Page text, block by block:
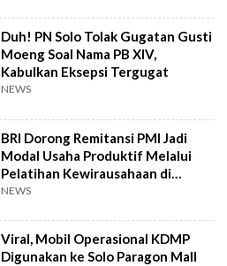
Duh! PN Solo Tolak Gugatan Gusti
Moeng Soal Nama PB XIV,
Kabulkan Eksepsi Tergugat
NEWS
BRI Dorong Remitansi PMI Jadi
Modal Usaha Produktif Melalui
Pelatihan Kewirausahaan di
Taiwan
NEWS
Viral, Mobil Operasional KDMP
Digunakan ke Solo Paragon Mall